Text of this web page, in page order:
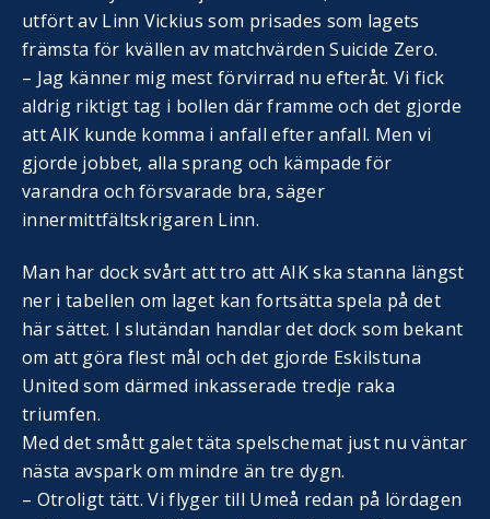
utfört av Linn Vickius som prisades som lagets
främsta för kvällen av matchvärden Suicide Zero.
– Jag känner mig mest förvirrad nu efteråt. Vi fick
aldrig riktigt tag i bollen där framme och det gjorde
att AIK kunde komma i anfall efter anfall. Men vi
gjorde jobbet, alla sprang och kämpade för
varandra och försvarade bra, säger
innermittfältskrigaren Linn.
Man har dock svårt att tro att AIK ska stanna längst
ner i tabellen om laget kan fortsätta spela på det
här sättet. I slutändan handlar det dock som bekant
om att göra flest mål och det gjorde Eskilstuna
United som därmed inkasserade tredje raka
triumfen.
Med det smått galet täta spelschemat just nu väntar
nästa avspark om mindre än tre dygn.
– Otroligt tätt. Vi flyger till Umeå redan på lördagen